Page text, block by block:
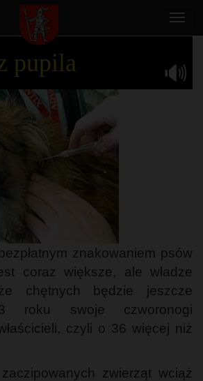
pupila
znakowaniem psów
coraz większe, ale władze
chętnych będzie jeszcze
roku swoje czworonogi
czyli o 36 więcej niż
zwierząt wciąż